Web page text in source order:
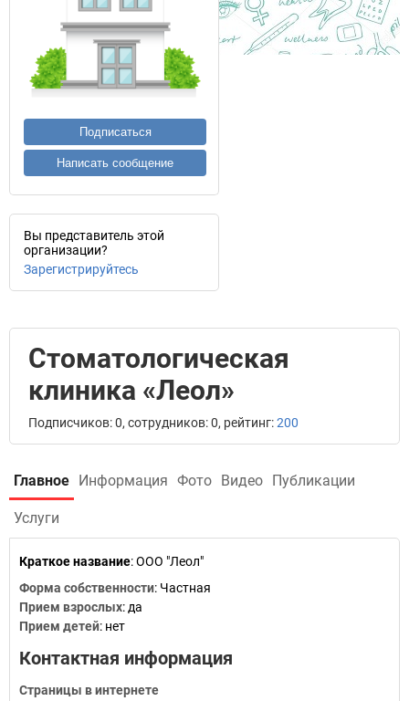
Подписаться
Написать сообщение
Вы представитель этой
организации?
Зарегистрируйтесь
Стоматологическая
клиника «Леол»
Подписчиков: 0, сотрудников: 0, рейтинг:200
Главное Информация Фото Видео Публикации
Услуги
Краткое название:ООО "Леол"
Форма собственности: Частная
Прием взрослых: да
Прием детей: нет
Контактная информация
Страницы в интернете